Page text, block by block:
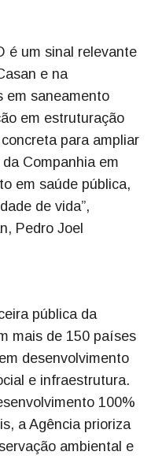
é um sinal relevante
e na
em saneamento
em estruturação
para ampliar
Companhia em
em saúde pública,
de vida”,
Pedro Joel
pública da
mais de 150 países
desenvolvimento
e infraestrutura.
100%
a Agência prioriza
ambiental e